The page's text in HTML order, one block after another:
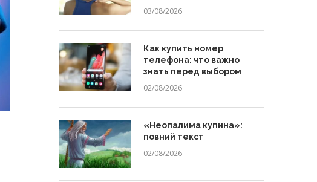
03/08/2026
Как купить номер
телефона: что важно
знать перед выбором
02/08/2026
«Неопалима купина»:
повний текст
02/08/2026